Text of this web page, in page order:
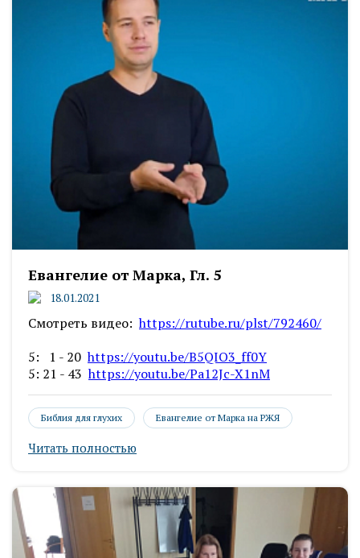
Евангелие от Марка, Гл. 5
18.01.2021
Смотреть видео:https://rutube.ru/plst/792460/
5: 1 - 20https://youtu.be/B5QIO3_ff0Y
5: 21 - 43https://youtu.be/Pa12Jc-X1nM
Библия для глухих Евангелие от Марка на РЖЯ
Читать полностью